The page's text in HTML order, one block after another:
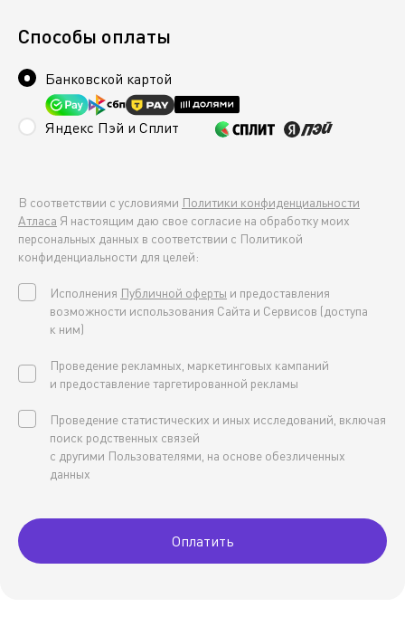
Способы оплаты
Банковской картой
Яндекс Пэй и Сплит
В соответствии с условиями Политики конфиденциальности
Атласа Я настоящим даю свое согласие на обработку моих
персональных данных в соответствии с Политикой
конфиденциальности для целей:
Исполнения Публичной оферты и предоставления
возможности использования Сайта и Сервисов (доступа
к ним)
Проведение рекламных, маркетинговых кампаний
и предоставление таргетированной рекламы
Проведение статистических и иных исследований, включая
поиск родственных связей
с другими Пользователями, на основе обезличенных
данных
Оплатить